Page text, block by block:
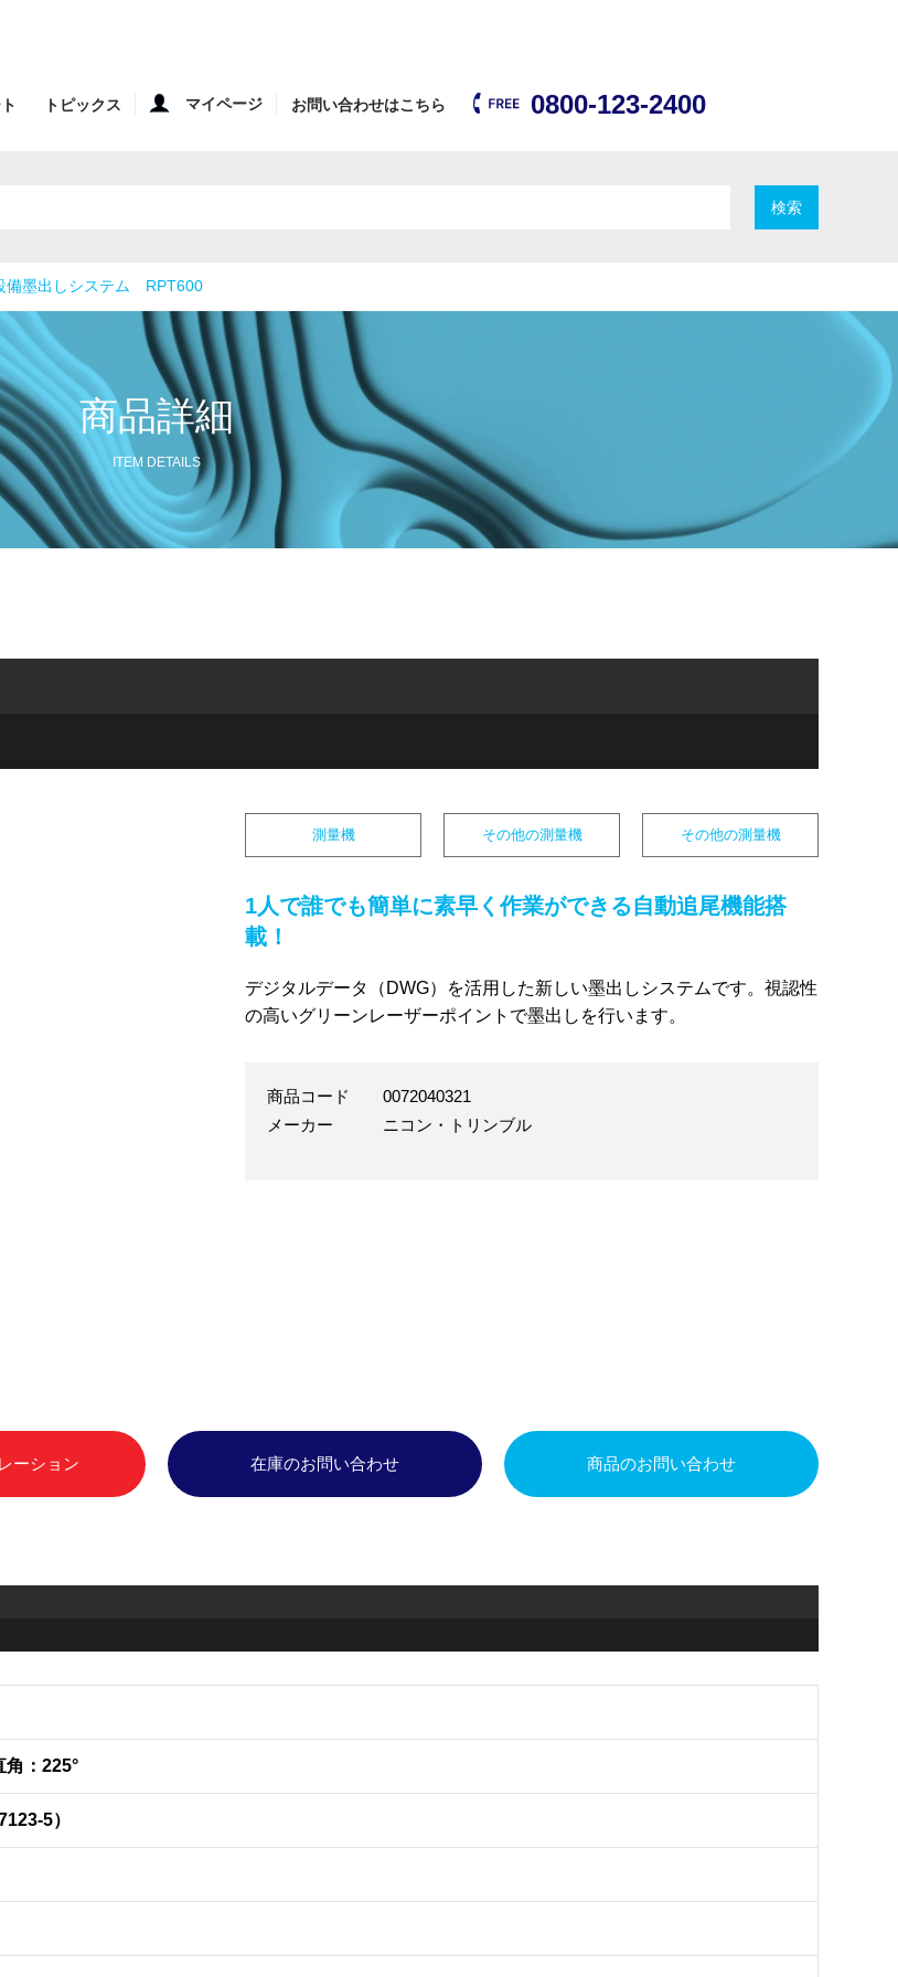
トピックス マイページ お問い合わせはこちら 0800-123-2400
備墨出しシステム RPT600
商品詳細
ITEM DETAILS
その他の測量機
その他の測量機
測量機
1人で誰でも簡単に素早く作業ができる自動追尾機能搭
載！
デジタルデータ（DWG）を活用した新しい墨出しシステムです。視認性
の高いグリーンレーザーポイントで墨出しを行います。
商品コード
0072040321
メーカー
ニコン・トリンブル
ーション 在庫のお問い合わせ 商品のお問い合わせ
：225°
5）